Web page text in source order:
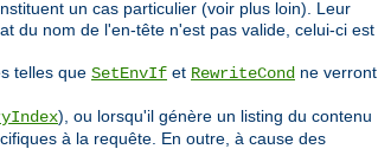
un cas particulier (voir plus loin). Leur
du nom de l'en-tête n'est pas valide, celui-ci est
telles que SetEnvIf et RewriteCond ne verront
), ou lorsqu'il génère un listing du contenu
à la requête. En outre, à cause des